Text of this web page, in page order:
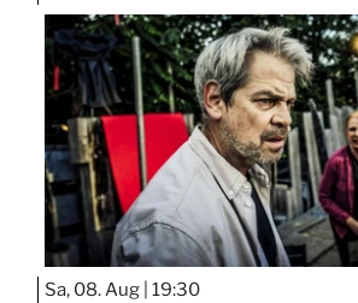
Sa, 08. Aug | 19:30